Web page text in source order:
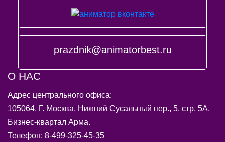
prazdnik@animatorbest.ru
О НАС
Адрес центрального офиса:
105064, Г. Москва, Нижний Сусальный пер., 5, стр. 5А,
Бизнес-квартал Арма.
Телефон: 8-499-325-45-35